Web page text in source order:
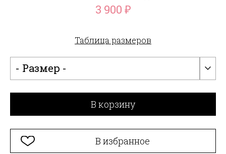
3 900 ₽
Таблица размеров
- Размер -
В корзину
В избранное